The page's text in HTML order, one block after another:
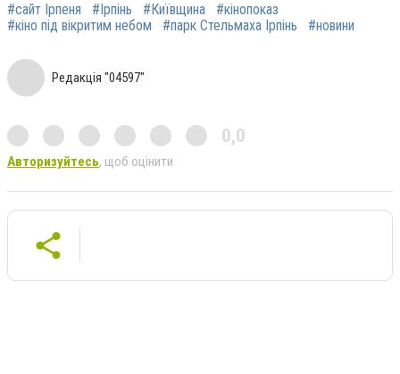
#сайт Ірпеня #Ірпінь #Київщина
#кінопоказ
#кіно під вікритим небом
#парк Стельмаха Ірпінь #новини
Редакція "04597"
0,0
Авторизуйтесь, щоб оцінити